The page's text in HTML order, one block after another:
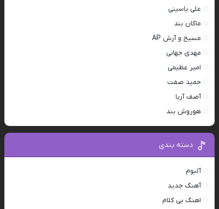
علی یاسینی
ماکان بند
مسیح و آرش AP
مهدی جهانی
امیر عظیمی
حمید صفت
آصف آریا
هوروش بند
دسته بندی
آلبوم
آهنگ جدید
اهنگ بی کلام